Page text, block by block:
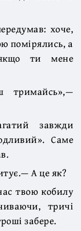
хоче,
помірялись, а
ти мене
тримайсь»,—
завжди
Саме
А це як?
твою кобилу
тричі
забере.